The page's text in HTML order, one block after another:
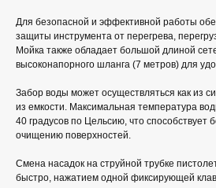
Для безопасной и эффективной работы
защиты инструмента от перегрева,
Мойка также обладает большой длиной
высоконапорного шланга (7 метров) для
Забор воды может осуществляться как из
из емкости. Максимальная температура
40 градусов по Цельсию, что способствует
очищению поверхностей.
Смена насадок на струйной трубке
быстро, нажатием одной фиксирующей